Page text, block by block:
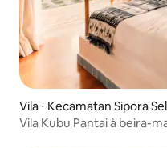
Vila ⋅ Kecamatan Sipora
Vila Kubu Pantai à beira-